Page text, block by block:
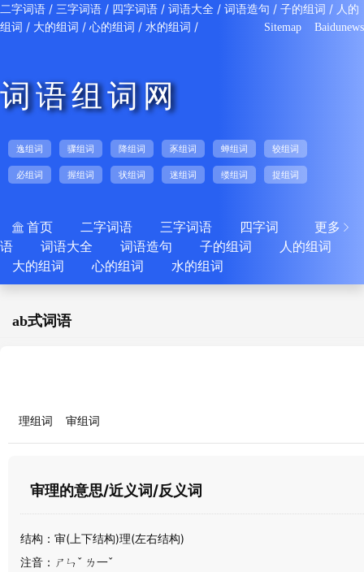
二字词语 / 三字词语 / 四字词语 / 词语大全 / 词语造句 / 子的组词 / 人的
组词 / 大的组词 / 心的组词 / 水的组词 / Sitemap Baidunews
词语组词网
逸组词 骤组词 降组词 豕组词 蝉组词 较组词
必组词 握组词 状组词 迷组词 缕组词 捉组词
更多 
 首页 二字词语 三字词语
四字词
语
词语大全 词语造句 子的组词
人的组词
大的组词
心的组词 水的组词
ab式词语
理组词 审组词
审理的意思/近义词/反义词
结构：审(上下结构)理(左右结构)
注音：ㄕㄣˇ ㄌ一ˇ